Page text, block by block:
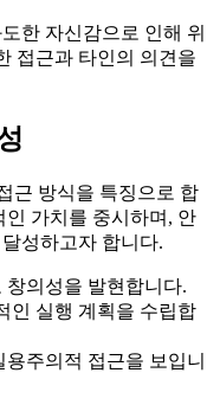
한 자신감으로 인해 위
접근과 타인의 의견을
근 방식을 특징으로 합
가치를 중시하며, 안
성하고자 합니다.
의성을 발현합니다.
인 실행 계획을 수립합
주의적 접근을 보입니